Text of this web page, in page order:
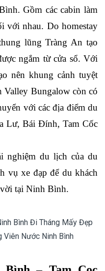
Gồm các cabin làm
với nhau. Do homestay
lũng Tràng An tạo
ngắm từ cửa sổ. Với
nên khung cảnh tuyệt
Valley Bungalow còn có
với các địa điểm du
Lư, Bái Đính, Tam Cốc
nghiệm du lịch của du
vụ xe đạp để du khách
tại Ninh Bình.
Bình Đi Tháng Mấy Đẹp
Viên Nước Ninh Bình